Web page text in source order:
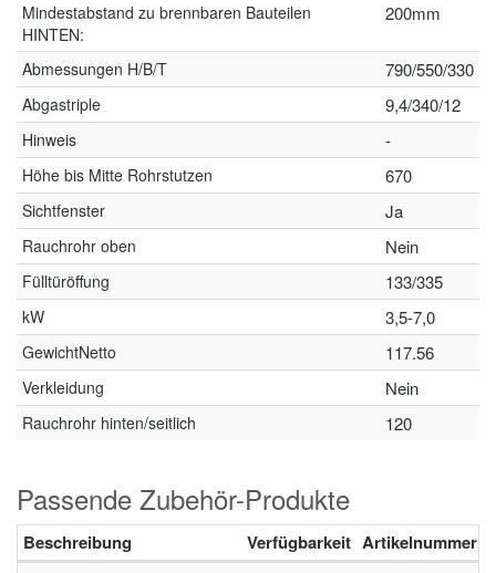
Mindestabstand zu brennbaren Bauteilen
HINTEN:
200mm
Abmessungen H/B/T 790/550/330
Abgastriple 9,4/340/12
Hinweis -
Höhe bis Mitte Rohrstutzen 670
Sichtfenster Ja
Rauchrohr oben Nein
Fülltüröffung 133/335
kW 3,5-7,0
GewichtNetto 117.56
Verkleidung Nein
Rauchrohr hinten/seitlich 120
Passende Zubehör-Produkte
Beschreibung Verfügbarkeit Artikelnummer